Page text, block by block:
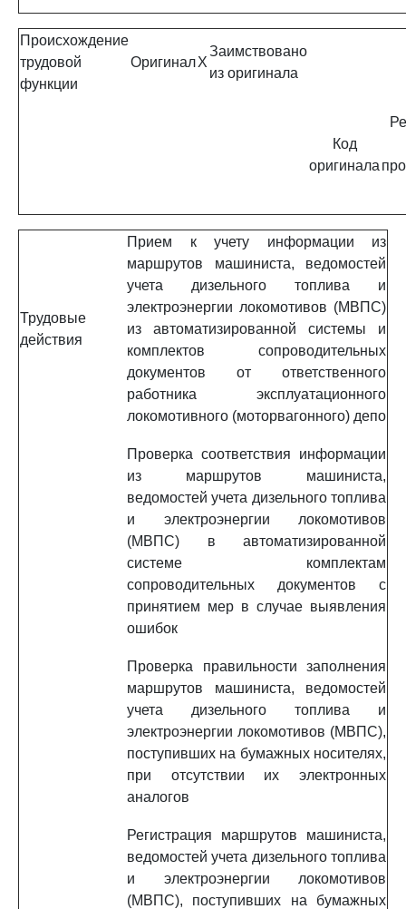
Происхождение
трудовой
функции
ОригиналX
Заимствовано
из оригинала
Код
оригинала
Трудовые
действия
Прием к учету информации из
маршрутов машиниста, ведомостей
учета дизельного топлива и
электроэнергии локомотивов (МВПС)
из автоматизированной системы и
комплектов сопроводительных
документов от ответственного
работника эксплуатационного
локомотивного (моторвагонного) депо
Проверка соответствия информации
из маршрутов машиниста,
ведомостей учета дизельного топлива
и электроэнергии локомотивов
(МВПС) в автоматизированной
системе комплектам
сопроводительных документов с
принятием мер в случае выявления
ошибок
Проверка правильности заполнения
маршрутов машиниста, ведомостей
учета дизельного топлива и
электроэнергии локомотивов (МВПС),
поступивших на бумажных носителях,
при отсутствии их электронных
аналогов
Регистрация маршрутов машиниста,
ведомостей учета дизельного топлива
и электроэнергии локомотивов
(МВПС), поступивших на бумажных